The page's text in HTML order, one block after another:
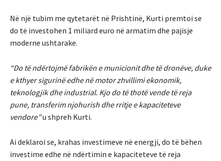
Në një tubim me qytetarët në Prishtinë, Kurti premtoi se
do të investohen 1 miliard euro në armatim dhe pajisje
moderne ushtarake.
“Do të ndërtojmë fabrikën e municionit dhe të dronëve, duke
e kthyer sigurinë edhe në motor zhvillimi ekonomik,
teknologjik dhe industrial. Kjo do të thotë vende të reja
pune, transferim njohurish dhe rritje e kapaciteteve
vendore”u shpreh Kurti.
Ai deklaroi se, krahas investimeve në energji, do të bëhen
investime edhe në ndërtimin e kapaciteteve të reja